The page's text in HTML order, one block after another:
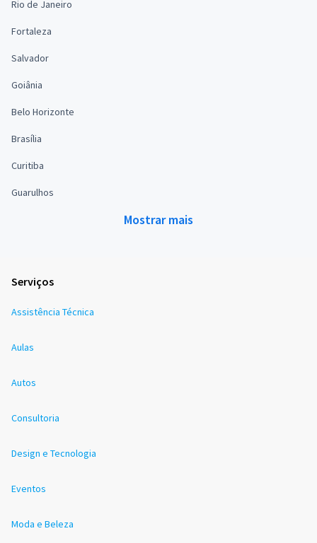
Rio de Janeiro
Fortaleza
Salvador
Goiânia
Belo Horizonte
Brasília
Curitiba
Guarulhos
Mostrar mais
Serviços
Assistência Técnica
Aulas
Autos
Consultoria
Design e Tecnologia
Eventos
Moda e Beleza